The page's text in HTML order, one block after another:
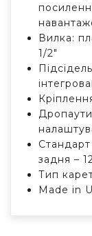
Вилка:
1/2"
задня –
Тип
Made in